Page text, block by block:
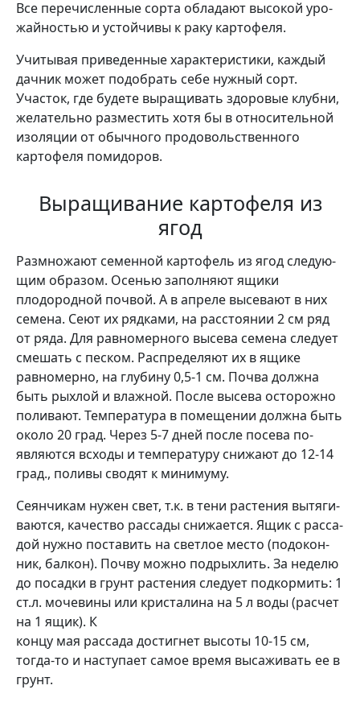
Все перечисленные сорта обладают высокой уро­
жайностью и устойчивы к раку картофеля.
Учитывая приведенные характеристики, каждый
дачник может подобрать себе нужный сорт.
Участок, где будете выращивать здоровые клубни,
желательно раз­местить хотя бы в относительной
изоляции от обычно­го продовольственного
картофеля помидоров.
Выращивание картофеля из
ягод
Размножают семенной картофель из ягод следую­
щим образом. Осенью за­полняют ящики
плодород­ной почвой. А в апреле высе­вают в них
семена. Сеют их рядками, на расстоянии 2 см ряд
от ряда. Для равномер­ного высева семена следует
смешать с песком. Распре­деляют их в ящике
равно­мерно, на глубину 0,5-1 см. Почва должна
быть рыхлой и влажной. После высева ос­торожно
поливают. Темпе­ратура в помещении должна быть
около 20 град. Через 5-7 дней после посева по­
являются всходы и темпе­ратуру снижают до 12-14
град., поливы сводят к ми­нимуму.
Сеянчикам нужен свет, т.к. в тени растения вытяги­
ваются, качество рассады снижается. Ящик с расса­
дой нужно поставить на светлое место (подокон­
ник, балкон). Почву можно подрыхлить. За неделю
до посадки в грунт растения следует подкормить: 1
ст.л. мочевины или кристалина на 5 л воды (расчет
на 1 ящик). К
концу мая рассада достигнет высоты 10-15 см,
тогда-то и наступает самое время высаживать ее в
грунт.